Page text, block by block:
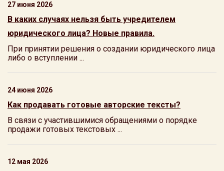
27 июня 2026
В каких случаях нельзя быть учредителем
юридического лица? Новые правила.
При принятии решения о создании юридического лица
либо о вступлении ...
24 июня 2026
Как продавать готовые авторские тексты?
В связи с участившимися обращениями о порядке
продажи готовых текстовых ...
12 мая 2026